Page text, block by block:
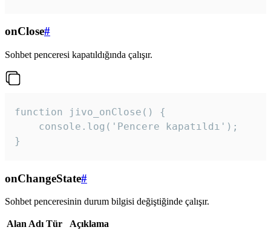
onClose#
Sohbet penceresi kapatıldığında çalışır.
function jivo_onClose() {
    console.log('Pencere kapatıldı');
}
onChangeState#
Sohbet penceresinin durum bilgisi değiştiğinde çalışır.
Alan Adı Tür
Açıklama